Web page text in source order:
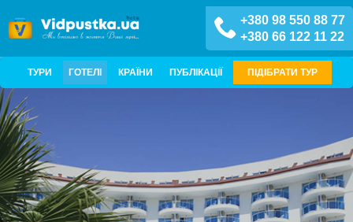
+380 98 550 88 77
+380 66 122 11 22
ТУРИ ГОТЕЛІ КРАЇНИ ПУБЛІКАЦІЇ ПІДІБРАТИ ТУР